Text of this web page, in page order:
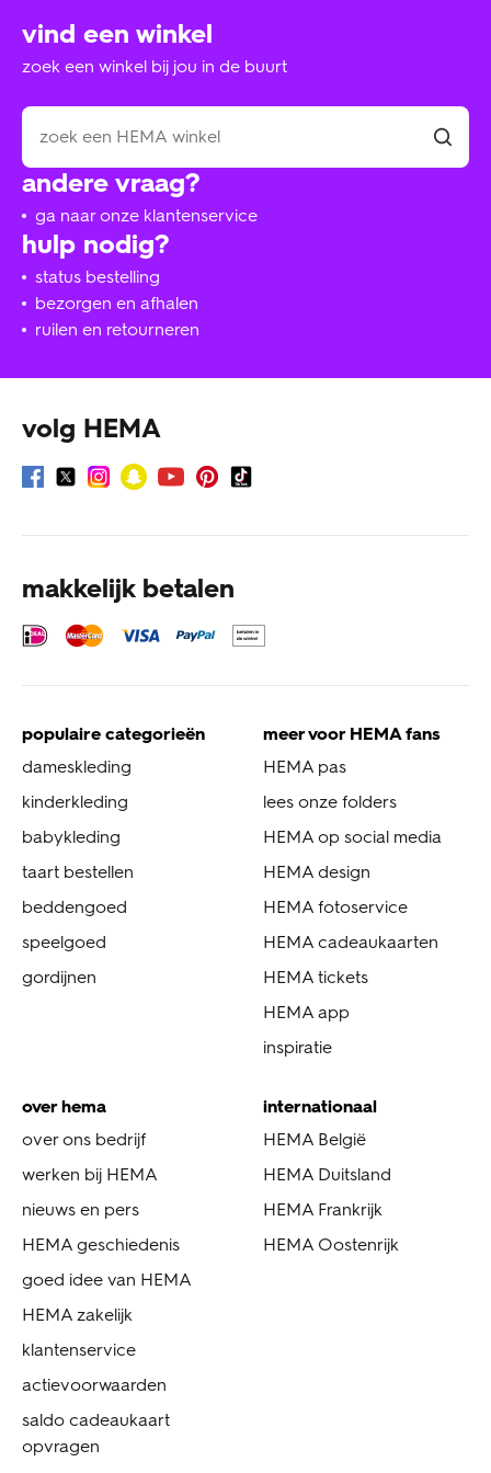
hulp nodig?
status bestelling
bezorgen en afhalen
ruilen en retourneren
andere vraag?
ga naar onze klantenservice
vind een winkel
zoek een winkel bij jou in de buurt
volg HEMA
makkelijk betalen
populaire categorieën
dameskleding
kinderkleding
babykleding
taart bestellen
beddengoed
speelgoed
gordijnen
meer voor HEMA fans
HEMA pas
lees onze folders
HEMA op social media
HEMA design
HEMA fotoservice
HEMA cadeaukaarten
HEMA tickets
HEMA app
inspiratie
over hema
over ons bedrijf
werken bij HEMA
nieuws en pers
HEMA geschiedenis
goed idee van HEMA
HEMA zakelijk
klantenservice
actievoorwaarden
saldo cadeaukaart
opvragen
internationaal
HEMA België
HEMA Duitsland
HEMA Frankrijk
HEMA Oostenrijk